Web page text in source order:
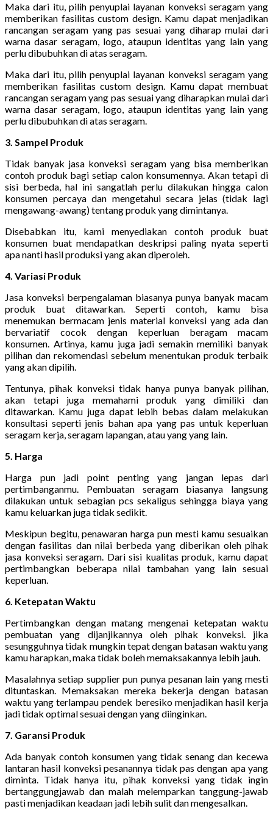
Maka dari itu, pilih penyuplai layanan konveksi seragam yang
memberikan fasilitas custom design. Kamu dapat menjadikan
rancangan seragam yang pas sesuai yang diharap mulai dari
warna dasar seragam, logo, ataupun identitas yang lain yang
perlu dibubuhkan di atas seragam.
Maka dari itu, pilih penyuplai layanan konveksi seragam yang
memberikan fasilitas custom design. Kamu dapat membuat
rancangan seragam yang pas sesuai yang diharapkan mulai dari
warna dasar seragam, logo, ataupun identitas yang lain yang
perlu dibubuhkan di atas seragam.
3. Sampel Produk
Tidak banyak jasa konveksi seragam yang bisa memberikan
contoh produk bagi setiap calon konsumennya. Akan tetapi di
sisi berbeda, hal ini sangatlah perlu dilakukan hingga calon
konsumen percaya dan mengetahui secara jelas (tidak lagi
mengawang-awang) tentang produk yang dimintanya.
Disebabkan itu, kami menyediakan contoh produk buat
konsumen buat mendapatkan deskripsi paling nyata seperti
apa nanti hasil produksi yang akan diperoleh.
4. Variasi Produk
Jasa konveksi berpengalaman biasanya punya banyak macam
produk buat ditawarkan. Seperti contoh, kamu bisa
menemukan bermacam jenis material konveksi yang ada dan
bervariatif cocok dengan keperluan beragam macam
konsumen. Artinya, kamu juga jadi semakin memiliki banyak
pilihan dan rekomendasi sebelum menentukan produk terbaik
yang akan dipilih.
Tentunya, pihak konveksi tidak hanya punya banyak pilihan,
akan tetapi juga memahami produk yang dimiliki dan
ditawarkan. Kamu juga dapat lebih bebas dalam melakukan
konsultasi seperti jenis bahan apa yang pas untuk keperluan
seragam kerja, seragam lapangan, atau yang yang lain.
5. Harga
Harga pun jadi point penting yang jangan lepas dari
pertimbanganmu. Pembuatan seragam biasanya langsung
dilakukan untuk sebagian pcs sekaligus sehingga biaya yang
kamu keluarkan juga tidak sedikit.
Meskipun begitu, penawaran harga pun mesti kamu sesuaikan
dengan fasilitas dan nilai berbeda yang diberikan oleh pihak
jasa konveksi seragam. Dari sisi kualitas produk, kamu dapat
pertimbangkan beberapa nilai tambahan yang lain sesuai
keperluan.
6. Ketepatan Waktu
Pertimbangkan dengan matang mengenai ketepatan waktu
pembuatan yang dijanjikannya oleh pihak konveksi. jika
sesungguhnya tidak mungkin tepat dengan batasan waktu yang
kamu harapkan, maka tidak boleh memaksakannya lebih jauh.
Masalahnya setiap supplier pun punya pesanan lain yang mesti
dituntaskan. Memaksakan mereka bekerja dengan batasan
waktu yang terlampau pendek beresiko menjadikan hasil kerja
jadi tidak optimal sesuai dengan yang diinginkan.
7. Garansi Produk
Ada banyak contoh konsumen yang tidak senang dan kecewa
lantaran hasil konveksi pesanannya tidak pas dengan apa yang
diminta. Tidak hanya itu, pihak konveksi yang tidak ingin
bertanggungjawab dan malah melemparkan tanggung-jawab
pasti menjadikan keadaan jadi lebih sulit dan mengesalkan.